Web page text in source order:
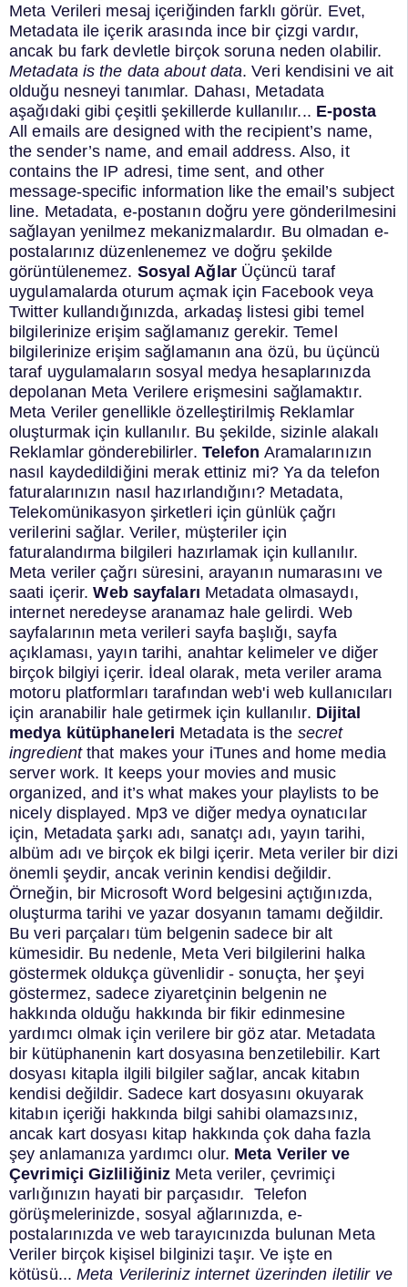
Meta Verileri mesaj içeriğinden farklı görür. Evet,
Metadata ile içerik arasında ince bir çizgi vardır,
ancak bu fark devletle birçok soruna neden olabilir.
Metadata is the data about data. Veri kendisini ve ait
olduğu nesneyi tanımlar. Dahası, Metadata
aşağıdaki gibi çeşitli şekillerde kullanılır... E-posta
All emails are designed with the recipient’s name,
the sender’s name, and email address. Also, it
contains the IP adresi, time sent, and other
message-specific information like the email’s subject
line. Metadata, e-postanın doğru yere gönderilmesini
sağlayan yenilmez mekanizmalardır. Bu olmadan e-
postalarınız düzenlenemez ve doğru şekilde
görüntülenemez. Sosyal Ağlar Üçüncü taraf
uygulamalarda oturum açmak için Facebook veya
Twitter kullandığınızda, arkadaş listesi gibi temel
bilgilerinize erişim sağlamanız gerekir. Temel
bilgilerinize erişim sağlamanın ana özü, bu üçüncü
taraf uygulamaların sosyal medya hesaplarınızda
depolanan Meta Verilere erişmesini sağlamaktır.
Meta Veriler genellikle özelleştirilmiş Reklamlar
oluşturmak için kullanılır. Bu şekilde, sizinle alakalı
Reklamlar gönderebilirler. Telefon Aramalarınızın
nasıl kaydedildiğini merak ettiniz mi? Ya da telefon
faturalarınızın nasıl hazırlandığını? Metadata,
Telekomünikasyon şirketleri için günlük çağrı
verilerini sağlar. Veriler, müşteriler için
faturalandırma bilgileri hazırlamak için kullanılır.
Meta veriler çağrı süresini, arayanın numarasını ve
saati içerir. Web sayfaları Metadata olmasaydı,
internet neredeyse aranamaz hale gelirdi. Web
sayfalarının meta verileri sayfa başlığı, sayfa
açıklaması, yayın tarihi, anahtar kelimeler ve diğer
birçok bilgiyi içerir. İdeal olarak, meta veriler arama
motoru platformları tarafından web'i web kullanıcıları
için aranabilir hale getirmek için kullanılır. Dijital
medya kütüphaneleri Metadata is the secret
ingredientthat makes your iTunes and home media
server work. It keeps your movies and music
organized, and it’s what makes your playlists to be
nicely displayed. Mp3 ve diğer medya oynatıcılar
için, Metadata şarkı adı, sanatçı adı, yayın tarihi,
albüm adı ve birçok ek bilgi içerir. Meta veriler bir dizi
önemli şeydir, ancak verinin kendisi değildir.
Örneğin, bir Microsoft Word belgesini açtığınızda,
oluşturma tarihi ve yazar dosyanın tamamı değildir.
Bu veri parçaları tüm belgenin sadece bir alt
kümesidir. Bu nedenle, Meta Veri bilgilerini halka
göstermek oldukça güvenlidir - sonuçta, her şeyi
göstermez, sadece ziyaretçinin belgenin ne
hakkında olduğu hakkında bir fikir edinmesine
yardımcı olmak için verilere bir göz atar. Metadata
bir kütüphanenin kart dosyasına benzetilebilir. Kart
dosyası kitapla ilgili bilgiler sağlar, ancak kitabın
kendisi değildir. Sadece kart dosyasını okuyarak
kitabın içeriği hakkında bilgi sahibi olamazsınız,
ancak kart dosyası kitap hakkında çok daha fazla
şey anlamanıza yardımcı olur. Meta Veriler ve
Çevrimiçi Gizliliğiniz Meta veriler, çevrimiçi
varlığınızın hayati bir parçasıdır. Telefon
görüşmelerinizde, sosyal ağlarınızda, e-
postalarınızda ve web tarayıcınızda bulunan Meta
Veriler birçok kişisel bilginizi taşır. Ve işte en
kötüsü... Meta Verileriniz internet üzerinden iletilir ve